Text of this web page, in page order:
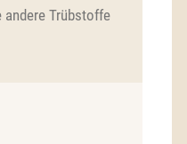
Trübstoffe